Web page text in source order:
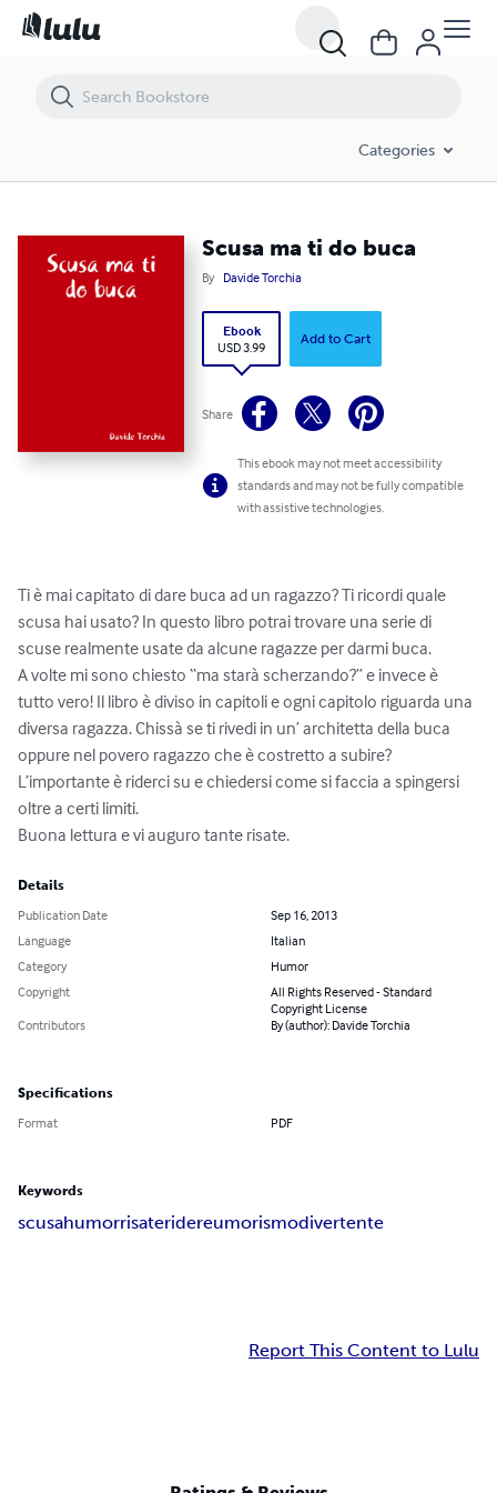
Categories
Scusa ma ti do buca
By Davide Torchia
Ebook
USD 3.99
Add to Cart
Share
This ebook may not meet accessibility
standards and may not be fully compatible
with assistive technologies.
Ti è mai capitato di dare buca ad un ragazzo? Ti ricordi quale
scusa hai usato? In questo libro potrai trovare una serie di
scuse realmente usate da alcune ragazze per darmi buca.
A volte mi sono chiesto “ma starà scherzando?” e invece è
tutto vero! Il libro è diviso in capitoli e ogni capitolo riguarda una
diversa ragazza. Chissà se ti rivedi in un’ architetta della buca
oppure nel povero ragazzo che è costretto a subire?
L’importante è riderci su e chiedersi come si faccia a spingersi
oltre a certi limiti.
Buona lettura e vi auguro tante risate.
Details
Publication Date
Sep 16, 2013
Language
Italian
Category
Humor
Copyright
All Rights Reserved - Standard
Copyright License
Contributors
By (author): Davide Torchia
Specifications
Format PDF
Keywords
scusahumorrisateridereumorismodivertente
Report This Content to Lulu
Scusa ma ti do buca